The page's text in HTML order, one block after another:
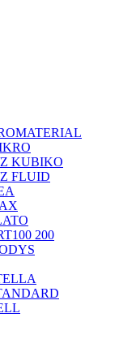
Z KUBIKO
Z FLUID
200